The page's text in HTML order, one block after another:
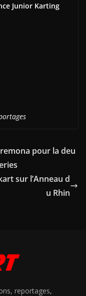
Junior Karting
pour la deu
sur l’Anneau d
u Rhin
reportages,